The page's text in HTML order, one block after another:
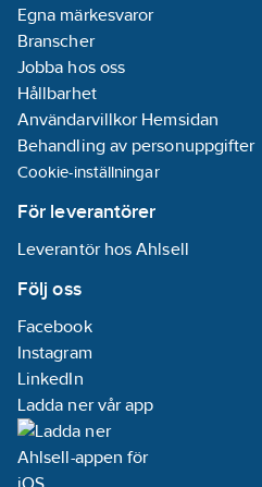
Egna märkesvaror
Branscher
Jobba hos oss
Hållbarhet
Användarvillkor Hemsidan
Behandling av personuppgifter
Cookie-inställningar
För leverantörer
Leverantör hos Ahlsell
Följ oss
Facebook
Instagram
LinkedIn
Ladda ner vår app